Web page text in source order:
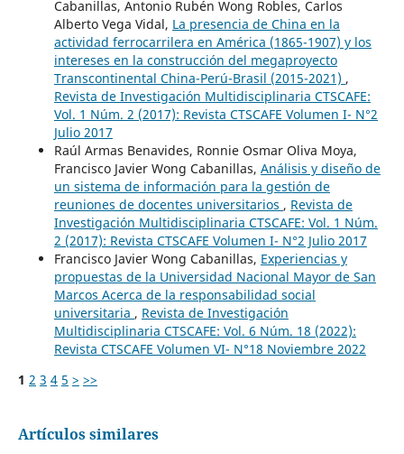
Cabanillas, Antonio Rubén Wong Robles, Carlos
Alberto Vega Vidal, La presencia de China en la
actividad ferrocarrilera en América (1865-1907) y los
intereses en la construcción del megaproyecto
Transcontinental China-Perú-Brasil (2015-2021) ,
Revista de Investigación Multidisciplinaria CTSCAFE:
Vol. 1 Núm. 2 (2017): Revista CTSCAFE Volumen I- N°2
Julio 2017
Raúl Armas Benavides, Ronnie Osmar Oliva Moya,
Francisco Javier Wong Cabanillas, Análisis y diseño de
un sistema de información para la gestión de
reuniones de docentes universitarios , Revista de
Investigación Multidisciplinaria CTSCAFE: Vol. 1 Núm.
2 (2017): Revista CTSCAFE Volumen I- N°2 Julio 2017
Francisco Javier Wong Cabanillas, Experiencias y
propuestas de la Universidad Nacional Mayor de San
Marcos Acerca de la responsabilidad social
universitaria , Revista de Investigación
Multidisciplinaria CTSCAFE: Vol. 6 Núm. 18 (2022):
Revista CTSCAFE Volumen VI- N°18 Noviembre 2022
1 2 3 4 5 > >>
Artículos similares